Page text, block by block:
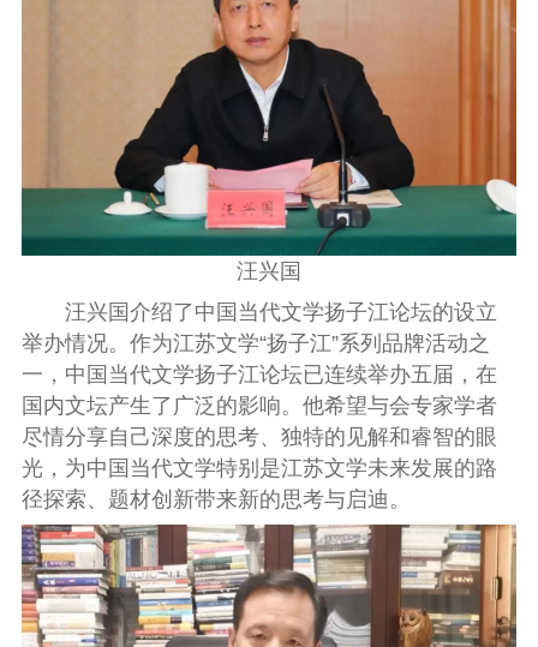
汪兴国
汪兴国介绍了中国当代文学扬子江论坛的设立
举办情况。作为江苏文学“扬子江”系列品牌活动之
一，中国当代文学扬子江论坛已连续举办五届，在
国内文坛产生了广泛的影响。他希望与会专家学者
尽情分享自己深度的思考、独特的见解和睿智的眼
光，为中国当代文学特别是江苏文学未来发展的路
径探索、题材创新带来新的思考与启迪。